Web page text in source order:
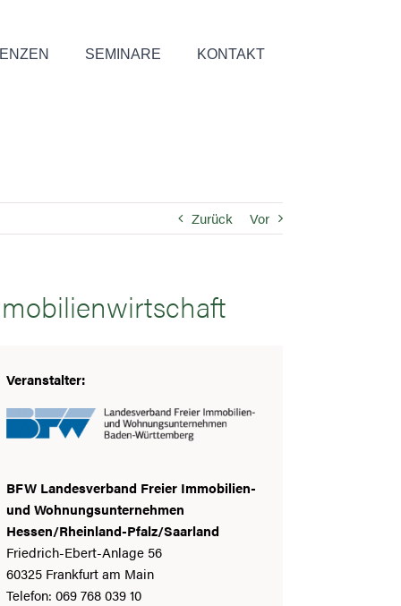
SEMINARE KONTAKT
Zurück Vor
Veranstalter:
BFW Landesverband Freier Immobilien-
und Wohnungsunternehmen
Hessen/Rheinland-Pfalz/Saarland
Friedrich-Ebert-Anlage 56
60325 Frankfurt am Main
Telefon: 069 768 039 10